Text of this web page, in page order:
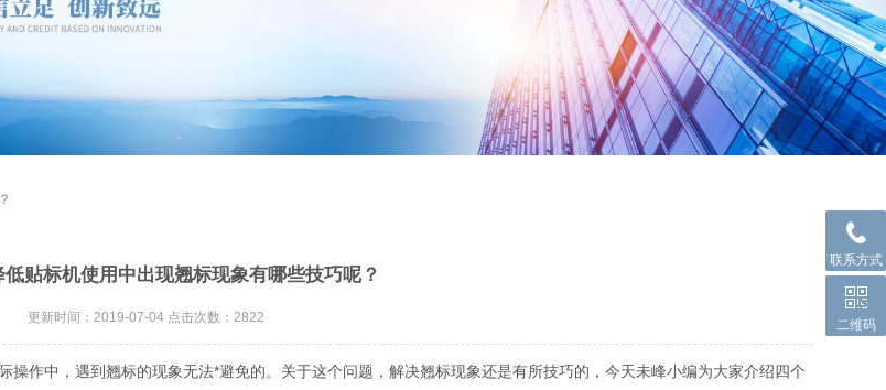
贴标机使用中出现翘标现象有哪些技巧呢？
更新时间：2019-07-04 点击次数：2822
作中，遇到翘标的现象无法*避免的。关于这个问题，解决翘标现象还是有所技巧的，今天未峰小编为大家介绍四个
联系方式
二维码